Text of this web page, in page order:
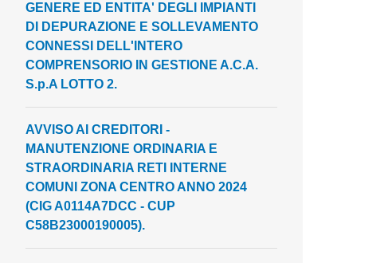
GENERE ED ENTITA' DEGLI IMPIANTI
DI DEPURAZIONE E SOLLEVAMENTO
CONNESSI DELL'INTERO
COMPRENSORIO IN GESTIONE A.C.A.
S.p.A LOTTO 2.
AVVISO AI CREDITORI -
MANUTENZIONE ORDINARIA E
STRAORDINARIA RETI INTERNE
COMUNI ZONA CENTRO ANNO 2024
(CIG A0114A7DCC - CUP
C58B23000190005).